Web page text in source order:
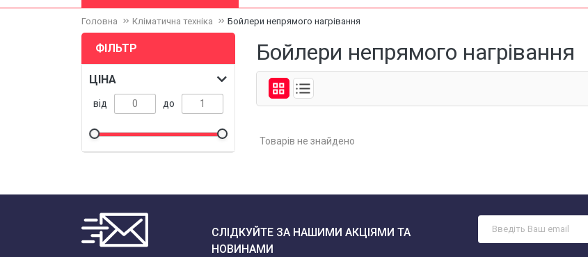
Головна Кліматична техніка Бойлери непрямого нагрівання
ФІЛЬТР
ЦІНА
від до
Бойлери непрямого нагрівання
Товарів не знайдено
СЛІДКУЙТЕ ЗА НАШИМИ АКЦІЯМИ ТА
НОВИНАМИ